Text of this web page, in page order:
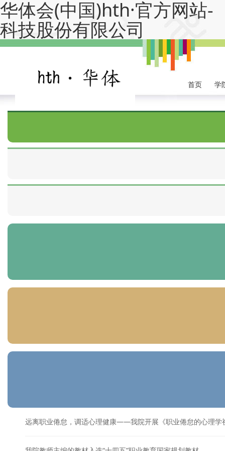
华体会(中国)hth·官方网站-
科技股份有限公司
首页 学
远离职业倦怠，调适心理健康——我院开展《职业倦怠的心理